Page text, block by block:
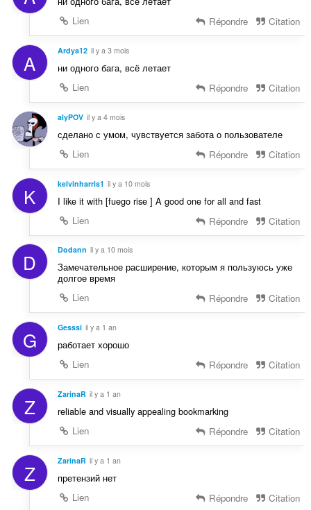
Lien
Répondre Citation
A Ardya12 il y a 3 mois
ни одного бага, всё летает
Lien
Répondre Citation
alyPOV il y a 4 mois
сделано с умом, чувствуется забота о пользователе
Lien
Répondre Citation
K kelvinharris1 il y a 10 mois
I like it with [fuego rise ] A good one for all and fast
Lien
Répondre Citation
D Dodann il y a 10 mois
Замечательное расширение, которым я пользуюсь уже
долгое время
Lien
Répondre Citation
G Gesssi il y a 1 an
работает хорошо
Lien
Répondre Citation
Z ZarinaR il y a 1 an
reliable and visually appealing bookmarking
Lien
Répondre Citation
Z ZarinaR il y a 1 an
претензий нет
Lien
Répondre Citation